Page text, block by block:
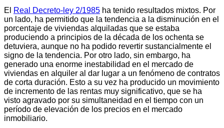
El
Real Decreto-ley 2/1985 ha tenido resultados mixtos. Por
un lado, ha permitido que la tendencia a la disminución en el
porcentaje de viviendas alquiladas que se estaba
produciendo a principios de la década de los ochenta se
detuviera, aunque no ha podido revertir sustancialmente el
signo de la tendencia. Por otro lado, sin embargo, ha
generado una enorme inestabilidad en el mercado de
viviendas en alquiler al dar lugar a un fenómeno de contratos
de corta duración. Esto a su vez ha producido un movimiento
de incremento de las rentas muy significativo, que se ha
visto agravado por su simultaneidad en el tiempo con un
período de elevación de los precios en el mercado
inmobiliario.